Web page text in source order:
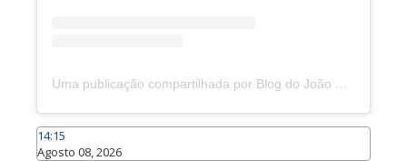
Uma publicação compartilhada por Blog do João Marcolino (@joaomarcolinoneto)
14:15
Agosto 08, 2026